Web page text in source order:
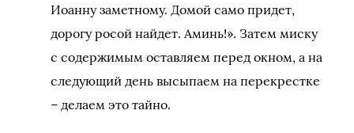
Иоанну заметному. Домой само придет,
дорогу росой найдет. Аминь!». Затем миску
с содержимым оставляем перед окном, а на
следующий день высыпаем на перекрестке
– делаем это тайно.